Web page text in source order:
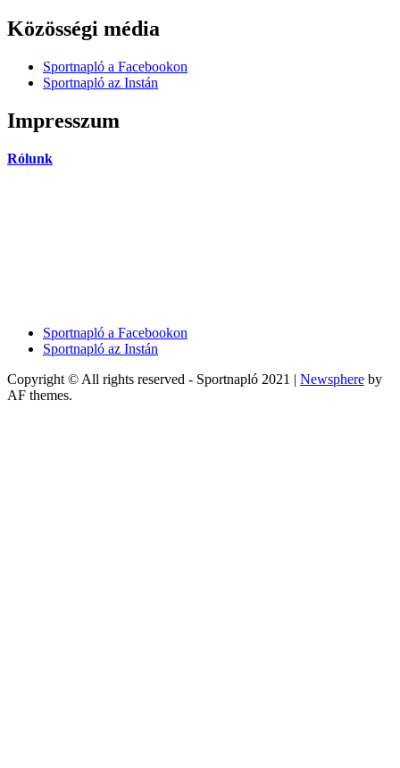
Közösségi média
Sportnapló a Facebookon
Sportnapló az Instán
Impresszum
Rólunk
Sportnapló a Facebookon
Sportnapló az Instán
Copyright © All rights reserved - Sportnapló 2021 | Newsphere by
AF themes.